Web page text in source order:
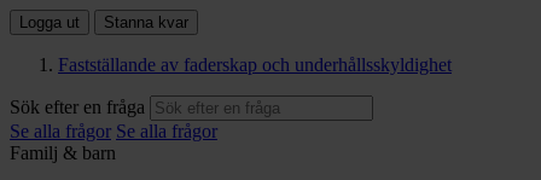
Logga ut Stanna kvar
Fastställande av faderskap och underhållsskyldighet
Sök efter en fråga
Se alla frågor Se alla frågor
Familj & barn